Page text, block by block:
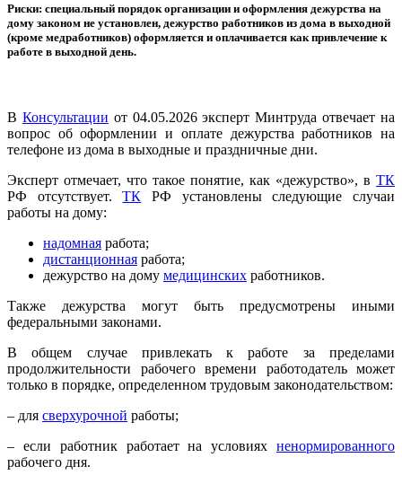
Риски: специальный порядок организации и оформления дежурства на
дому законом не установлен, дежурство работников из дома в выходной
(кроме медработников) оформляется и оплачивается как привлечение к
работе в выходной день.
В Консультации от 04.05.2026 эксперт Минтруда отвечает на
вопрос об оформлении и оплате дежурства работников на
телефоне из дома в выходные и праздничные дни.
Эксперт отмечает, что такое понятие, как «дежурство», в ТК
РФ отсутствует.ТК РФ установлены следующие случаи
работы на дому:
надомная работа;
дистанционная работа;
дежурство на дому медицинских работников.
Также дежурства могут быть предусмотрены иными
федеральными законами.
В общем случае привлекать к работе за пределами
продолжительности рабочего времени работодатель может
только в порядке, определенном трудовым законодательством:
– для сверхурочной работы;
– если работник работает на условиях ненормированного
рабочего дня.